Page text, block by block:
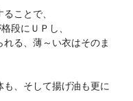
ことで、
段にＵＰし、
る、薄～い衣はそのま
、そして揚げ油も更に